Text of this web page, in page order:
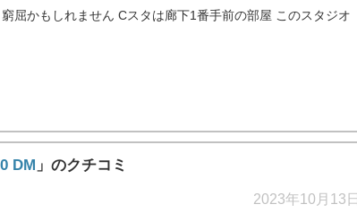
屈かもしれません Cスタは廊下1番手前の部屋 このスタジオ
DM 」のクチコミ
2023年10月13日